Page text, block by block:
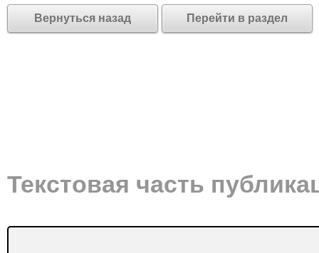
Вернуться назад Перейти в раздел
Текстовая часть